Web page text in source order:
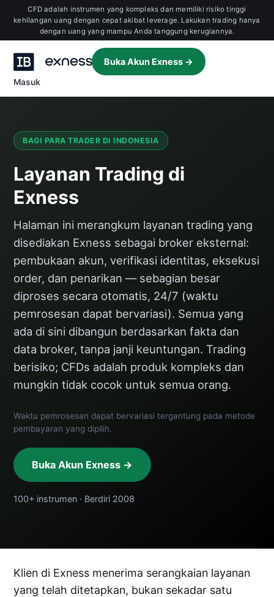
CFD adalah instrumen yang kompleks dan memiliki risiko tinggi
kehilangan uang dengan cepat akibat leverage. Lakukan trading hanya
dengan uang yang mampu Anda tanggung kerugiannya.
Masuk
Buka Akun Exness →
BAGI PARA TRADER DI INDONESIA
Layanan Trading di
Exness
Halaman ini merangkum layanan trading yang
disediakan Exness sebagai broker eksternal:
pembukaan akun, verifikasi identitas, eksekusi
order, dan penarikan — sebagian besar
diproses secara otomatis, 24/7 (waktu
pemrosesan dapat bervariasi). Semua yang
ada di sini dibangun berdasarkan fakta dan
data broker, tanpa janji keuntungan. Trading
berisiko; CFDs adalah produk kompleks dan
mungkin tidak cocok untuk semua orang.
Waktu pemrosesan dapat bervariasi tergantung pada metode
pembayaran yang dipilih.
Buka Akun Exness →
100+ instrumen · Berdiri 2008
Klien di Exness menerima serangkaian layanan
yang telah ditetapkan, bukan sekadar satu